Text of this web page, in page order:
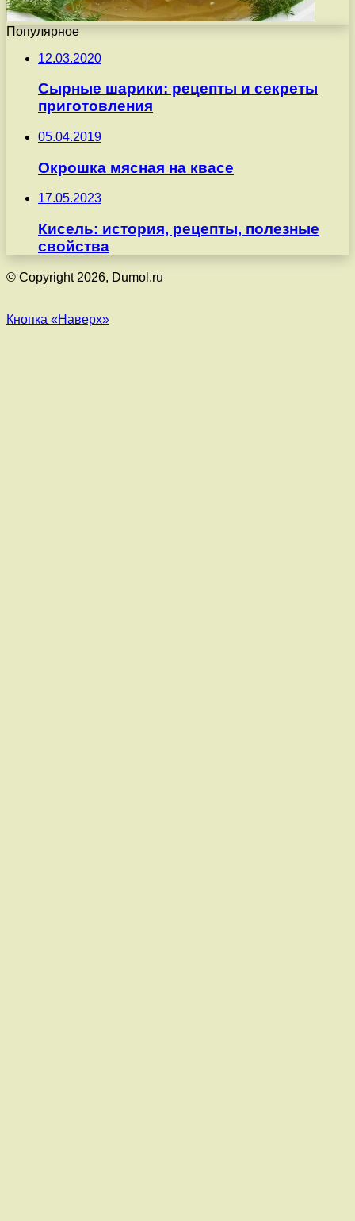
Популярное
12.03.2020
Сырные шарики: рецепты и секреты
приготовления
05.04.2019
Окрошка мясная на квасе
17.05.2023
Кисель: история, рецепты, полезные
свойства
© Copyright 2026, Dumol.ru
Кнопка «Наверх»